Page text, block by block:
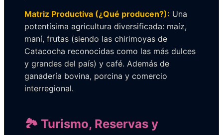
Matriz Productiva (¿Qué producen?): Una
potentísima agricultura diversificada: maíz,
maní, frutas (siendo las chirimoyas de
Catacocha reconocidas como las más dulces
y grandes del país) y café. Además de
ganadería bovina, porcina y comercio
interregional.
🏞️ Turismo, Reservas y